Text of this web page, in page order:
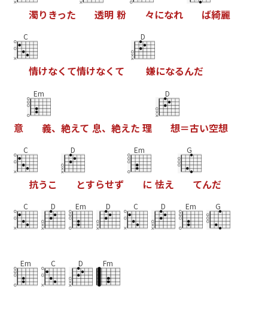
濁り きった 透明 粉 々になれ ば綺麗
C
情けなく て情けなく て
D
嫌になるんだ
意
Em
義、 絶えて 息、 絶えた 理
D
想＝古い空想
C
抗う こ
D
とすらせず
Em
に 怯え
G
てんだ
C D Em D C D Em G
Em C D Fm